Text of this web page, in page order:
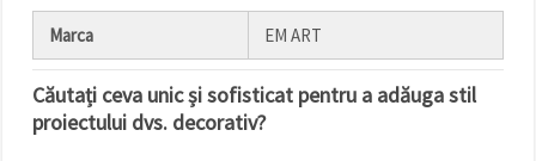
Marca EM ART
Căutați ceva unic și sofisticat pentru a adăuga stil
proiectului dvs. decorativ?